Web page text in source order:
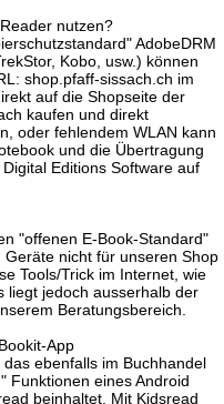
nutzen?
AdobeDRM
Kobo, usw.) können
shop.pfaff-sissach.ch im
auf die Shopseite der
kaufen und direkt
oder fehlendem WLAN kann
und die Übertragung
Editions Software auf
"offenen E-Book-Standard"
nicht für unseren Shop
Tools/Trick im Internet, wie
liegt jedoch ausserhalb der
Beratungsbereich.
App
ebenfalls im Buchhandel
Funktionen eines Android
beinhaltet. Mit Kidsread